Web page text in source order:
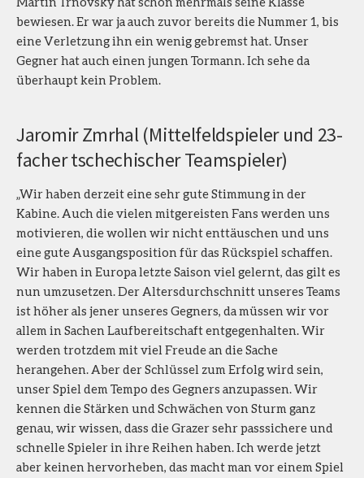
bewiesen. Er war ja auch zuvor bereits die Nummer 1, bis
eine Verletzung ihn ein wenig gebremst hat. Unser
Gegner hat auch einen jungen Tormann. Ich sehe da
überhaupt kein Problem.
Jaromir Zmrhal (Mittelfeldspieler und 23-
facher tschechischer Teamspieler)
„Wir haben derzeit eine sehr gute Stimmung in der
Kabine. Auch die vielen mitgereisten Fans werden uns
motivieren, die wollen wir nicht enttäuschen und uns
eine gute Ausgangsposition für das Rückspiel schaffen.
Wir haben in Europa letzte Saison viel gelernt, das gilt es
nun umzusetzen. Der Altersdurchschnitt unseres Teams
ist höher als jener unseres Gegners, da müssen wir vor
allem in Sachen Laufbereitschaft entgegenhalten. Wir
werden trotzdem mit viel Freude an die Sache
herangehen. Aber der Schlüssel zum Erfolg wird sein,
unser Spiel dem Tempo des Gegners anzupassen. Wir
kennen die Stärken und Schwächen von Sturm ganz
genau, wir wissen, dass die Grazer sehr passsichere und
schnelle Spieler in ihre Reihen haben. Ich werde jetzt
aber keinen hervorheben, das macht man vor einem Spiel